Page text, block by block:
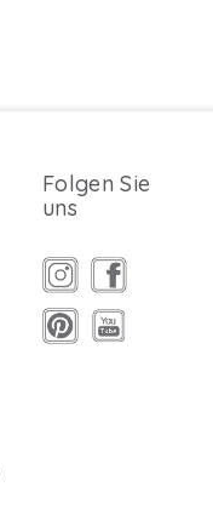
Folgen Sie
uns